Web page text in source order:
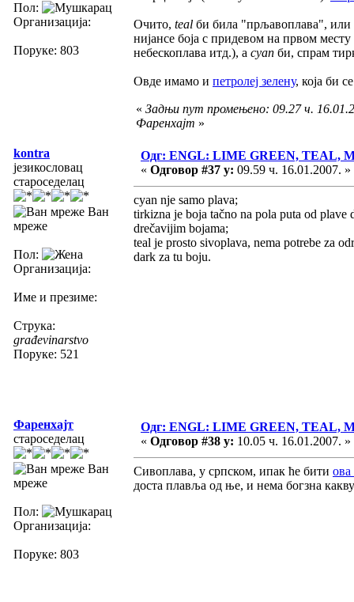
Пол:
Организација:
Поруке: 803
Очито, teal би била "прљавоплава", или
нијансе боја с придевом на првом
небескоплава итд.), а cyan би, спрам
Овде имамо и петролеј зелену, која би
« Задњи пут промењено: 09.27 ч.
Фаренхајт »
kontra
језикословац
староседелац
Ван
мреже
Пол:
Организација:
Име и презиме:
Струка:
građevinarstvo
Поруке: 521
Одг: ENGL: LIME GREEN, TEAL,
« Одговор #37 у: 09.59 ч. 16.01.2007. »
cyan nje samo plava;
tirkizna je boja tačno na pola puta od plave
drečavijim bojama;
teal je prosto sivoplava, nema potrebe za
dark za tu boju.
Фаренхајт
староседелац
Ван
мреже
Пол:
Организација:
Поруке: 803
Одг: ENGL: LIME GREEN, TEAL,
« Одговор #38 у: 10.05 ч. 16.01.2007. »
Сивоплава, у српском, ипак ће бити ова
доста плавља од ње, и нема богзна